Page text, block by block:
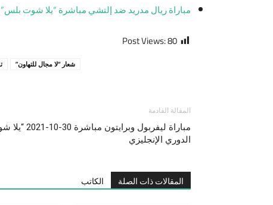
مباراة ريال مدريد ضد إلتشي مباشرة “يلا شوت بلس” 30-10-2021 والقنوات الناقلة
Post Views:80
شعار “لا مجال للتهاون”
المقالة القادمة
مباراة
الدوري الإنجليزي
المقالات ذات الصلة الكاتب